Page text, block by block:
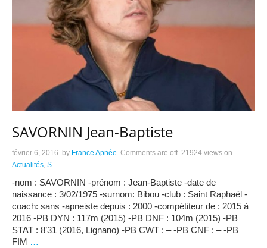
SAVORNIN Jean-Baptiste
février 6, 2016 by France Apnée Comments are off 21924 views on
Actualités, S
-nom : SAVORNIN -prénom : Jean-Baptiste -date de
naissance : 3/02/1975 -surnom: Bibou -club : Saint Raphaël -
coach: sans -apneiste depuis : 2000 -compétiteur de : 2015 à
2016 -PB DYN : 117m (2015) -PB DNF : 104m (2015) -PB
STAT : 8’31 (2016, Lignano) -PB CWT : – -PB CNF : – -PB
FIM …